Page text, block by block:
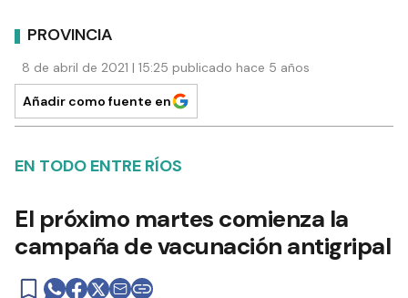
PROVINCIA
8 de abril de 2021 | 15:25 publicado hace 5 años
Añadir como fuente en
EN TODO ENTRE RÍOS
El próximo martes comienza la
campaña de vacunación antigripal